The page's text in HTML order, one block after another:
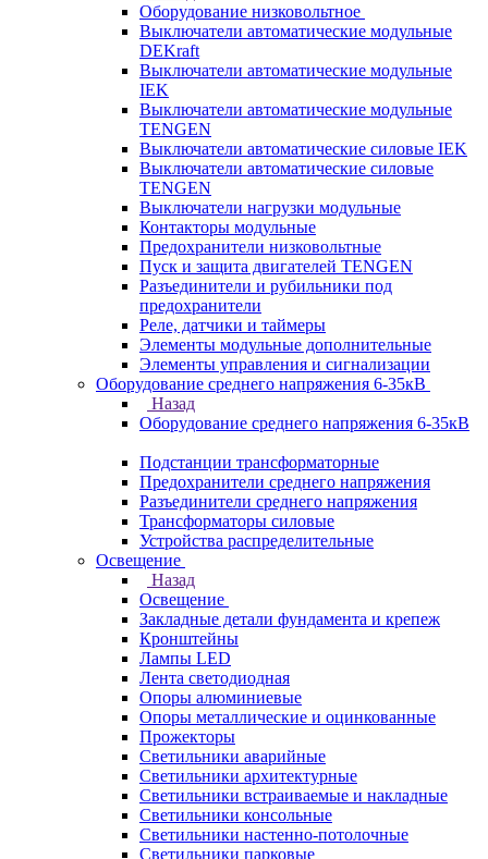
Оборудование низковольтное
Выключатели автоматические модульные
DEKraft
Выключатели автоматические модульные
IEK
Выключатели автоматические модульные
TENGEN
Выключатели автоматические силовые IEK
Выключатели автоматические силовые
TENGEN
Выключатели нагрузки модульные
Контакторы модульные
Предохранители низковольтные
Пуск и защита двигателей TENGEN
Разъединители и рубильники под
предохранители
Реле, датчики и таймеры
Элементы модульные дополнительные
Элементы управления и сигнализации
Оборудование среднего напряжения 6-35кВ
Назад
Оборудование среднего напряжения 6-35кВ
Подстанции трансформаторные
Предохранители среднего напряжения
Разъединители среднего напряжения
Трансформаторы силовые
Устройства распределительные
Освещение
Назад
Освещение
Закладные детали фундамента и крепеж
Кронштейны
Лампы LED
Лента светодиодная
Опоры алюминиевые
Опоры металлические и оцинкованные
Прожекторы
Светильники аварийные
Светильники архитектурные
Светильники встраиваемые и накладные
Светильники консольные
Светильники настенно-потолочные
Светильники парковые